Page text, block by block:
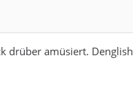
drüber amüsiert. Denglish